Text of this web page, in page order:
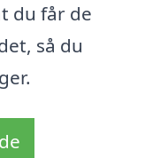
du får de
så du